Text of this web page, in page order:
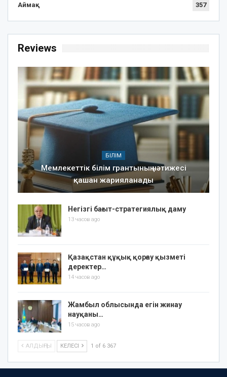
Аймақ 357
Reviews
БІЛІМ
Мемлекеттік білім грантының нәтижесі
қашан жарияланады
Негізгі бағыт-стратегиялық даму
13 часов ago
Қазақстан құқық қорғау қызметі
деректер…
14 часов ago
Жамбыл облысында егін жинау
науқаны…
15 часов ago
АЛДЫҢҒЫ КЕЛЕСІ 1 of 6 367